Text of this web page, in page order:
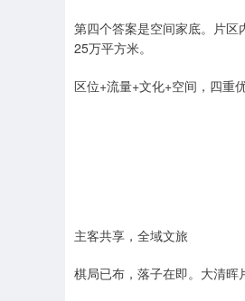
第四个答案是空间家底。片
25万平方米。
区位+流量+文化+空间，四重
主客共享，全域文旅
棋局已布，落子在即。大清晖